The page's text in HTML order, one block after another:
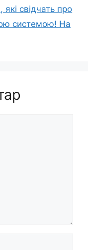
свідчать про
системою! На